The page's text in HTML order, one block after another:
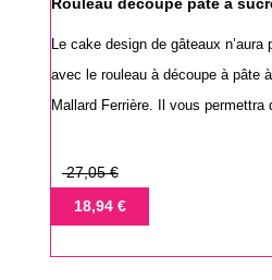
Le cake design de gâteaux
avec le rouleau à découpe à pâte
Mallard Ferrière. Il vous permettra
Prix
base
27,05 €
Prix18,94 €